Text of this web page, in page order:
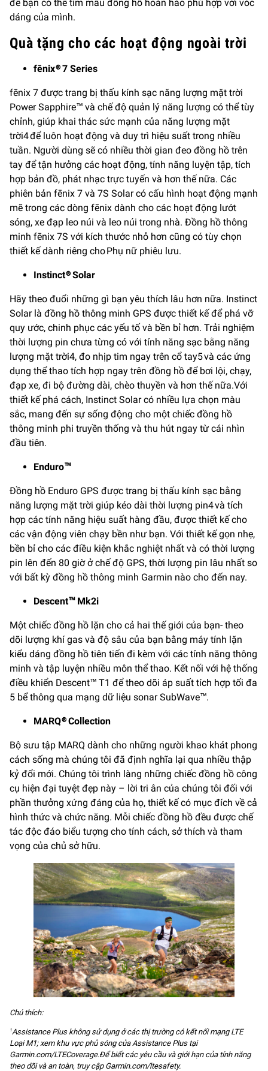
để bạn có thể tìm mẫu đồng hồ hoàn hảo phù hợp với vóc
dáng của mình.
Quà tặng cho các hoạt động ngoài trời
fēnix® 7 Series
fēnix 7 được trang bị thấu kính sạc năng lượng mặt trời
Power Sapphire™ và chế độ quản lý năng lượng có thể tùy
chỉnh, giúp khai thác sức mạnh của năng lượng mặt
trời4 để luôn hoạt động và duy trì hiệu suất trong nhiều
tuần. Người dùng sẽ có nhiều thời gian đeo đồng hồ trên
tay để tận hưởng các hoạt động, tính năng luyện tập, tích
hợp bản đồ, phát nhạc trực tuyến và hơn thế nữa. Các
phiên bản fēnix 7 và 7S Solar có cấu hình hoạt động mạnh
mẽ trong các dòng fēnix dành cho các hoạt động lướt
sóng, xe đạp leo núi và leo núi trong nhà. Đồng hồ thông
minh fēnix 7S với kích thước nhỏ hơn cũng có tùy chọn
thiết kế dành riêng cho Phụ nữ phiêu lưu.
Instinct® Solar
Hãy theo đuổi những gì bạn yêu thích lâu hơn nữa. Instinct
Solar là đồng hồ thông minh GPS được thiết kế để phá vỡ
quy ước, chinh phục các yếu tố và bền bỉ hơn. Trải nghiệm
thời lượng pin chưa từng có với tính năng sạc bằng năng
lượng mặt trời4, đo nhịp tim ngay trên cổ tay5 và các ứng
dụng thể thao tích hợp ngay trên đồng hồ để bơi lội, chạy,
đạp xe, đi bộ đường dài, chèo thuyền và hơn thế nữa.Với
thiết kế phá cách, Instinct Solar có nhiều lựa chọn màu
sắc, mang đến sự sống động cho một chiếc đồng hồ
thông minh phi truyền thống và thu hút ngay từ cái nhìn
đầu tiên.
Enduro™
Đồng hồ Enduro GPS được trang bị thấu kính sạc bằng
năng lượng mặt trời giúp kéo dài thời lượng pin4 và tích
hợp các tính năng hiệu suất hàng đầu, được thiết kế cho
các vận động viên chạy bền như bạn. Với thiết kế gọn nhẹ,
bền bỉ cho các điều kiện khắc nghiệt nhất và có thời lượng
pin lên đến 80 giờ ở chế độ GPS, thời lượng pin lâu nhất so
với bất kỳ đồng hồ thông minh Garmin nào cho đến nay.
Descent™ Mk2i
Một chiếc đồng hồ lặn cho cả hai thế giới của bạn- theo
dõi lượng khí gas và độ sâu của bạn bằng máy tính lặn
kiểu dáng đồng hồ tiên tiến đi kèm với các tính năng thông
minh và tập luyện nhiều môn thể thao. Kết nối với hệ thống
điều khiển Descent™ T1 để theo dõi áp suất tích hợp tối đa
5 bể thông qua mạng dữ liệu sonar SubWave™.
MARQ® Collection
Bộ sưu tập MARQ dành cho những người khao khát phong
cách sống mà chúng tôi đã định nghĩa lại qua nhiều thập
kỷ đổi mới. Chúng tôi trình làng những chiếc đồng hồ công
cụ hiện đại tuyệt đẹp này – lời tri ân của chúng tôi đối với
phần thưởng xứng đáng của họ, thiết kế có mục đích về cả
hình thức và chức năng. Mỗi chiếc đồng hồ đều được chế
tác độc đáo biểu tượng cho tính cách, sở thích và tham
vọng của chủ sở hữu.
Chú thích:
1Assistance Plus không sử dụng ở các thị trường có kết nối mạng LTE
Loại M1; xem khu vực phủ sóng của Assistance Plus tại
Garmin.com/LTECoverage.Để biết các yêu cầu và giới hạn của tính năng
theo dõi và an toàn, truy cập Garmin.com/ltesafety.